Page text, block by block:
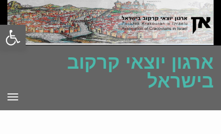
פתח
ארגון יוצאי קרקוב
בישראל